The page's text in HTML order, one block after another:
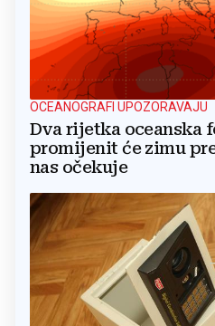
OCEANOGRAFI UPOZORAVAJU
Dva rijetka oceanska
promijenit će zimu
nas očekuje